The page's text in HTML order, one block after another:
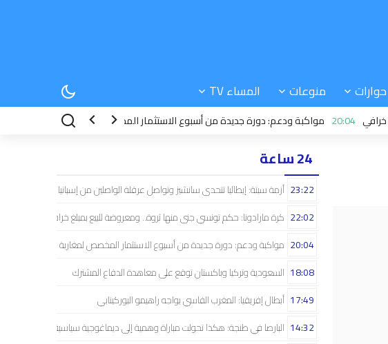
حوارات منوعات المساء TV
20:04 مواكبة ودعم: دورة جديدة من أسبوع الاستثمار المخصص لمغاربة العالم
24 ساعة
أزمة سبتة: إيطاليا تتحدى سانشيز وتواصل عرقلة الواصلين من إسبانيا 23:22
كرة مارادونا: حكم تونسي جنى منها ثروة.. ومعروضة للبيع بمبلغ خرافي 22:02
مواكبة ودعم: دورة جديدة من أسبوع الاستثمار المخصص لمغاربة العالم 20:04
السعودية وتركيا وباكستان توقع على معاهدة الدفاع المشترك 18:08
أبطال إفريقيا: المغرب الفاسي يواجه راهيمو البوركينابي 17:49
البارصا في طنجة: هكذا تحولت مباراة وهمية إلى ديماغوجية سياسية..! 14:32